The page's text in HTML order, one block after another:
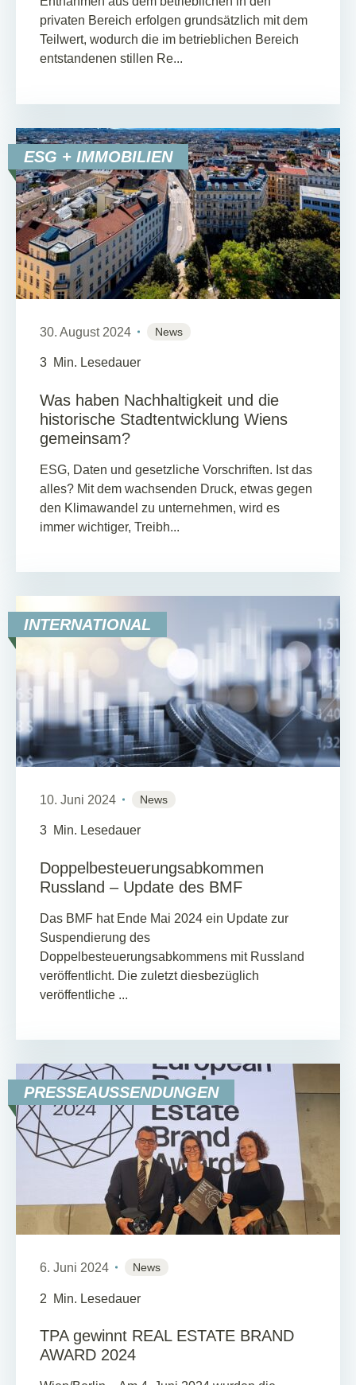
privaten Bereich erfolgen grundsätzlich mit dem
Teilwert, wodurch die im betrieblichen Bereich
entstandenen stillen Re...
ESG + IMMOBILIEN
30. August 2024 News
3 Min. Lesedauer
Was haben Nachhaltigkeit und die
historische Stadtentwicklung Wiens
gemeinsam?
ESG, Daten und gesetzliche Vorschriften. Ist das
alles? Mit dem wachsenden Druck, etwas gegen
den Klimawandel zu unternehmen, wird es
immer wichtiger, Treibh...
INTERNATIONAL
10. Juni 2024 News
3 Min. Lesedauer
Doppelbesteuerungsabkommen
Russland – Update des BMF
Das BMF hat Ende Mai 2024 ein Update zur
Suspendierung des
Doppelbesteuerungsabkommens mit Russland
veröffentlicht. Die zuletzt diesbezüglich
veröffentliche ...
PRESSEAUSSENDUNGEN
6. Juni 2024 News
2 Min. Lesedauer
TPA gewinnt REAL ESTATE BRAND
AWARD 2024